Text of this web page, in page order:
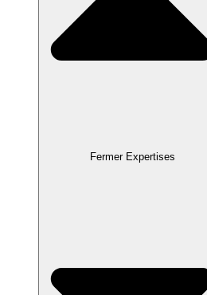
Fermer Expertises